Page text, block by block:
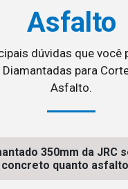
Asfalto
dúvidas que você
para
Asfalto.
350mm da JRC
quanto